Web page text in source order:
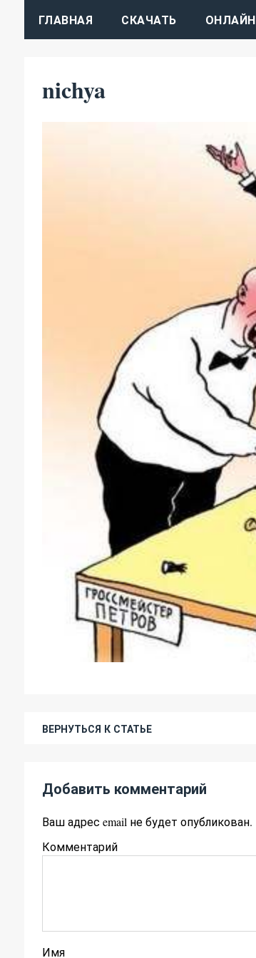
ГЛАВНАЯ СКАЧАТЬ ОНЛАЙН
nichya
ВЕРНУТЬСЯ К СТАТЬЕ
Добавить комментарий
Ваш адрес email не будет опубликован.
Комментарий
Имя